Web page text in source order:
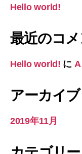
Hello world!
最近のコメ
Hello world! に
アーカイブ
2019年11月